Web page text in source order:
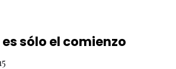
es sólo el comienzo